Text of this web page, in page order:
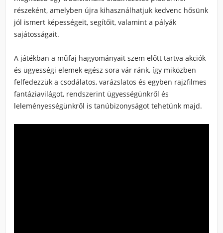
részeként, amelyben újra kihasználhatjuk kedvenc hősünk
jól ismert képességeit, segítőit, valamint a pályák
sajátosságait.
A játékban a műfaj hagyományait szem előtt tartva akciók
és ügyességi elemek egész sora vár ránk, így miközben
felfedezzük a csodálatos, varázslatos és egyben rajzfilmes
fantáziavilágot, rendszerint ügyességünkről és
leleményességünkről is tanúbizonyságot tehetünk majd.